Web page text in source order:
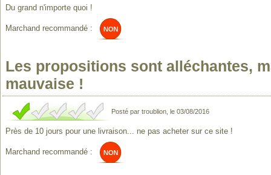
Du grand n'importe quoi !
Marchand recommandé :
Les propositions sont alléchantes,
mauvaise !
Posté par troublion, le 03/08/2016
Près de 10 jours pour une livraison... ne pas acheter sur ce site !
Marchand recommandé :